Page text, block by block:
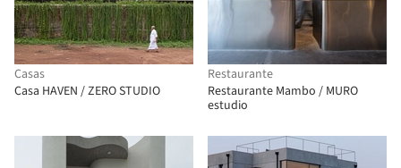
Casas
Casa HAVEN / ZERO STUDIO
Restaurante
Restaurante Mambo / MURO
estudio